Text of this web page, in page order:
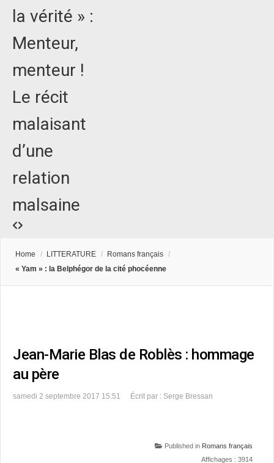
la vérité » :
Menteur,
menteur !
Le récit
malaisant
d’une
relation
malsaine
Home / LITTERATURE / Romans français /
« Yam » : la Belphégor de la cité phocéenne
Jean-Marie Blas de Roblès : hommage
au père
samedi 2 septembre 2017 15:51 Écrit par : Serge Bressan
Published in Romans français
Affichages : 3914